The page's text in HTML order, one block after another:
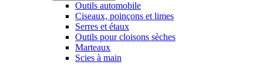
Outils automobile
Ciseaux, poinçons et limes
Serres et étaux
Outils pour cloisons sèches
Marteaux
Scies à main